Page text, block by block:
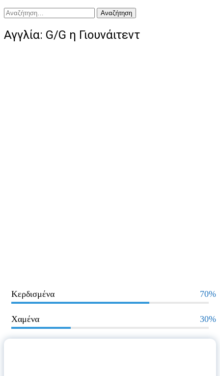
Αναζήτηση
για:
Αγγλία: G/G η Γιουνάιτεντ
Κερδισμένα 70%
Χαμένα 30%